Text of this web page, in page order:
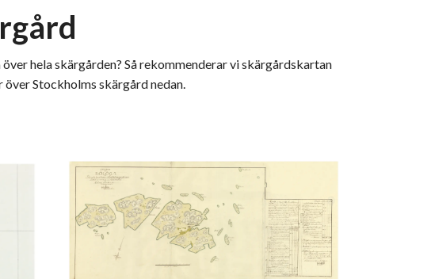
hela skärgården? Så rekommenderar vi skärgårdskartan
Stockholms skärgård nedan.